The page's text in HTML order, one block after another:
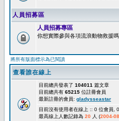
人員招募區
人員招募專區
你想實際參與各項流浪動物救援
將所有版面標示為已閱讀
查看誰在線上
目前總共發表了 104011 篇文章
目前總共有 65215 位註冊會員
最新註冊的會員: gladysseastar
目前沒有使用者在線上 :: 0 位會員
最高線上人數記錄為 20 人 (2004-